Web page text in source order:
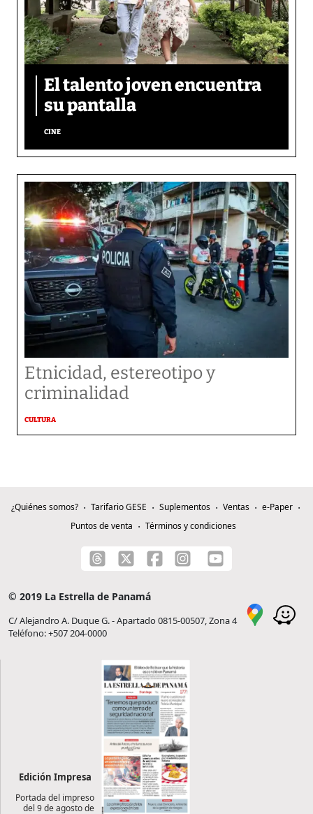
El talento joven encuentra
su pantalla​
CINE
Etnicidad, estereotipo y
criminalidad
CULTURA
¿Quiénes somos? Tarifario GESE Suplementos Ventas
e-Paper
Puntos de venta
Términos y condiciones
© 2019 La Estrella de Panamá
C/ Alejandro A. Duque G. - Apartado 0815-00507, Zona 4
Teléfono: +507 204-0000
Edición Impresa
Portada del impreso
del 9 de agosto de